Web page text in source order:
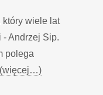
który wiele lat
- Andrzej Sip.
polega
(więcej…)